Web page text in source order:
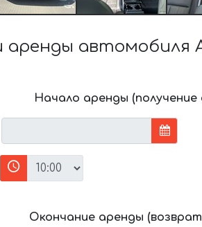
автомобиля
Начало аренды
Окончание аренды